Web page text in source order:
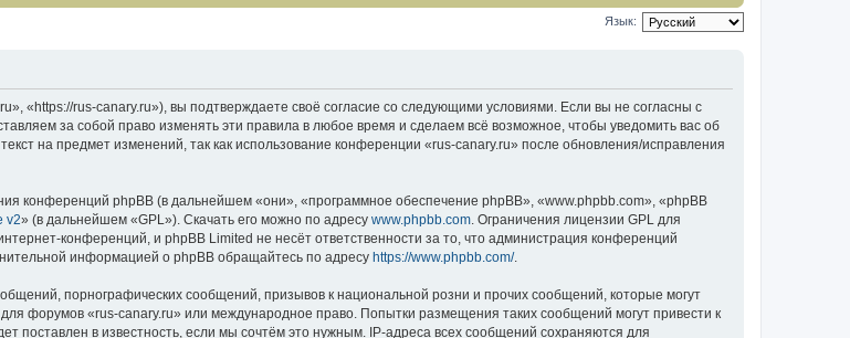
Язык:
«https://rus-canary.ru»), вы подтверждаете своё согласие со следующими условиями. Если вы не согласны с
за собой право изменять эти правила в любое время и сделаем всё возможное, чтобы уведомить вас об
на предмет изменений, так как использование конференции «rus-canary.ru» после обновления/исправления
конференций phpBB (в дальнейшем «они», «программное обеспечение phpBB», «www.phpbb.com», «phpBB
v2» (в дальнейшем «GPL»). Скачать его можно по адресу www.phpbb.com. Ограничения лицензии GPL для
конференций, и phpBB Limited не несёт ответственности за то, что администрация конференций
информацией о phpBB обращайтесь по адресу https://www.phpbb.com/.
порнографических сообщений, призывов к национальной розни и прочих сообщений, которые могут
форумов «rus-canary.ru» или международное право. Попытки размещения таких сообщений могут привести к
в известность, если мы сочтём это нужным. IP-адреса всех сообщений сохраняются для